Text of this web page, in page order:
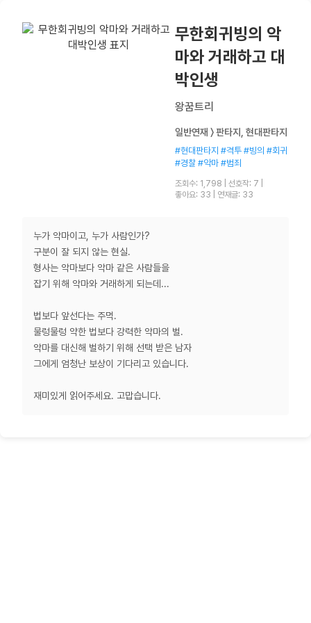
무한회귀빙의 악
마와 거래하고 대
박인생
왕꿈트리
일반연재 〉 판타지, 현대판타지
#현대판타지 #격투 #빙의 #회귀
#경찰 #악마 #범죄
조회수: 1,798 선호작: 7
좋아요: 33
연재글: 33
누가 악마이고, 누가 사람인가?
구분이 잘 되지 않는 현실.
형사는 악마보다 악마 같은 사람들을
잡기 위해 악마와 거래하게 되는데...
법보다 앞선다는 주먹.
물렁물렁 약한 법보다 강력한 악마의 벌.
악마를 대신해 벌하기 위해 선택 받은 남자
그에게 엄청난 보상이 기다리고 있습니다.
재미있게 읽어주세요. 고맙습니다.